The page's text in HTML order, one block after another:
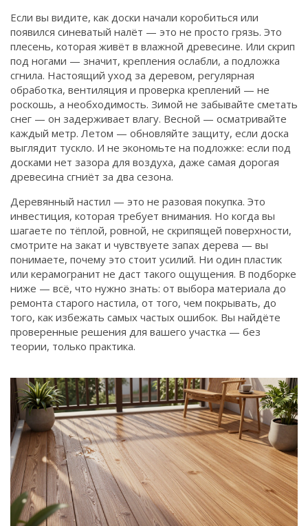
Если вы видите, как доски начали коробиться или
появился синеватый налёт — это не просто грязь. Это
плесень, которая живёт в влажной древесине. Или скрип
под ногами — значит, крепления ослабли, а подложка
сгнила. Настоящий уход за деревом, регулярная
обработка, вентиляция и проверка креплений — не
роскошь, а необходимость. Зимой не забывайте сметать
снег — он задерживает влагу. Весной — осматривайте
каждый метр. Летом — обновляйте защиту, если доска
выглядит тускло. И не экономьте на подложке: если под
досками нет зазора для воздуха, даже самая дорогая
древесина сгниёт за два сезона.
Деревянный настил — это не разовая покупка. Это
инвестиция, которая требует внимания. Но когда вы
шагаете по тёплой, ровной, не скрипящей поверхности,
смотрите на закат и чувствуете запах дерева — вы
понимаете, почему это стоит усилий. Ни один пластик
или керамогранит не даст такого ощущения. В подборке
ниже — всё, что нужно знать: от выбора материала до
ремонта старого настила, от того, чем покрывать, до
того, как избежать самых частых ошибок. Вы найдёте
проверенные решения для вашего участка — без
теории, только практика.